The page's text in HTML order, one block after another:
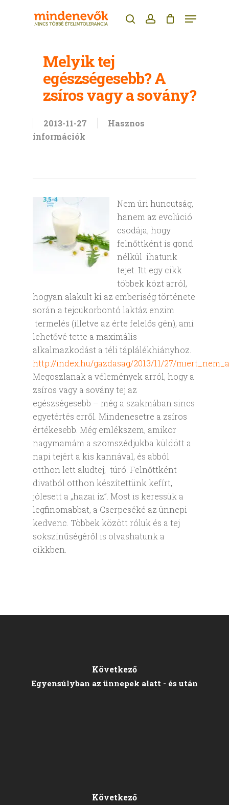
searchaccount
Menu
Melyik tej
egészségesebb? A
zsíros vagy a sovány?
2013-11-27
Hasznos
információk
Nem úri huncutság,
hanem az evolúció
csodája, hogy
felnőttként is gond
nélkül ihatunk
tejet. Itt egy cikk
többek közt arról,
hogyan alakult ki az emberiség története
során a tejcukorbontó laktáz enzim
termelés (illetve az érte felelős gén), ami
lehetővé tette a maximális
alkalmazkodást a téli táplálékhiányhoz.
http://index.hu/gazdasag/2013/11/27/
Megoszlanak a vélemények arról, hogy a
zsíros vagy a sovány tej az
egészségesebb – még a szakmában sincs
egyetértés erről. Mindenesetre a zsíros
értékesebb. Még emlékszem, amikor
nagymamám a szomszédjukba küldött a
napi tejért a kis kannával, és abból
otthon lett aludtej, túró. Felnőttként
divatból otthon készítettünk kefírt,
jólesett a „hazai íz”. Most is keressük a
legfinomabbat, a Cserpeséké az ünnepi
kedvenc. Többek között róluk és a tej
sokszínűségéről is olvashatunk a
cikkben.
Következő
Egyensúlyban az ünnepek alatt - és után
Következő